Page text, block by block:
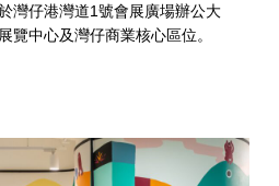
灣仔港灣道1號會展廣場辦公大
覽中心及灣仔商業核心區位。